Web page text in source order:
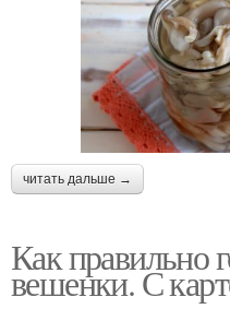
читать дальше →
Как правильно
вешенки. С